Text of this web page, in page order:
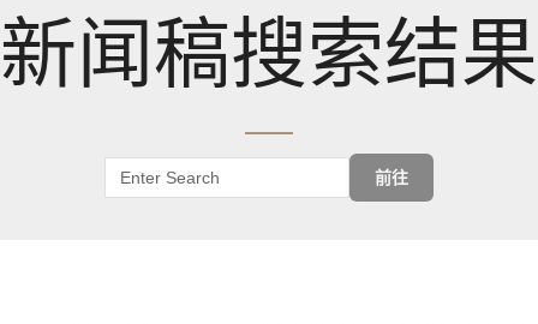
新闻稿搜索结果
前往